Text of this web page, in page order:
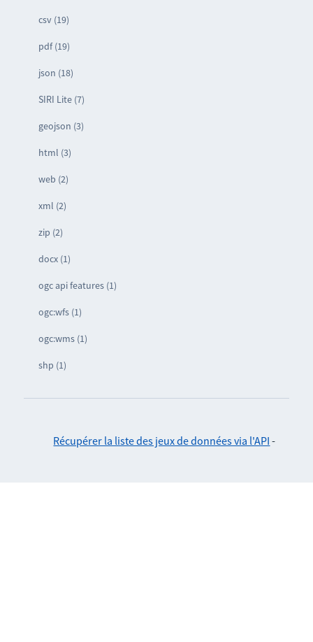
csv (19)
pdf (19)
json (18)
SIRI Lite (7)
geojson (3)
html (3)
web (2)
xml (2)
zip (2)
docx (1)
ogc api features (1)
ogc:wfs (1)
ogc:wms (1)
shp (1)
Récupérer la liste des jeux de données via l'API -